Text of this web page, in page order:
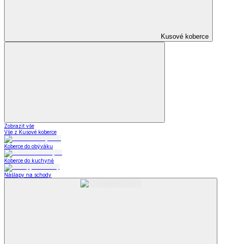
Kusové koberce
Zobrazit vše
Vše z Kusové koberce
Koberce do obýváku
Koberce do kuchyně
Nášlapy na schody